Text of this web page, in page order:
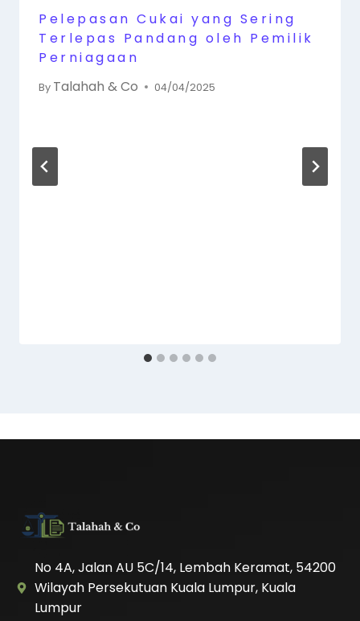
Pelepasan Cukai yang Sering
Terlepas Pandang oleh Pemilik
Perniagaan
By Talahah & Co 04/04/2025
No 4A, Jalan AU 5C/14, Lembah Keramat, 54200
Wilayah Persekutuan Kuala Lumpur, Kuala
Lumpur